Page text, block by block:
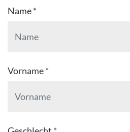
Name *
Vorname *